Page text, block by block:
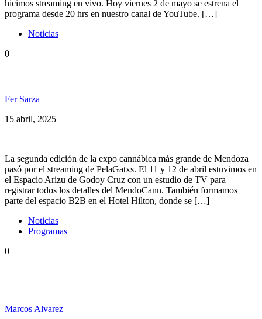
hicimos streaming en vivo. Hoy viernes 2 de mayo se estrena el
programa desde 20 hrs en nuestro canal de YouTube. […]
Noticias
0
Fer Sarza
15 abril, 2025
La segunda edición de la expo cannábica más grande de Mendoza
pasó por el streaming de PelaGatxs. El 11 y 12 de abril estuvimos en
el Espacio Arizu de Godoy Cruz con un estudio de TV para
registrar todos los detalles del MendoCann. También formamos
parte del espacio B2B en el Hotel Hilton, donde se […]
Noticias
Programas
0
Marcos Alvarez